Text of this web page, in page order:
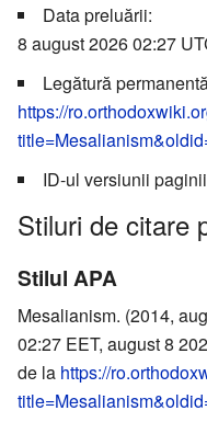
Data preluării:
8 august 2026 02:27
Legătură
https://
ID-ul versiunii
Stiluri de citare
Stilul APA
Mesalianism. (2014,
02:27 EET, august 8
de la https://